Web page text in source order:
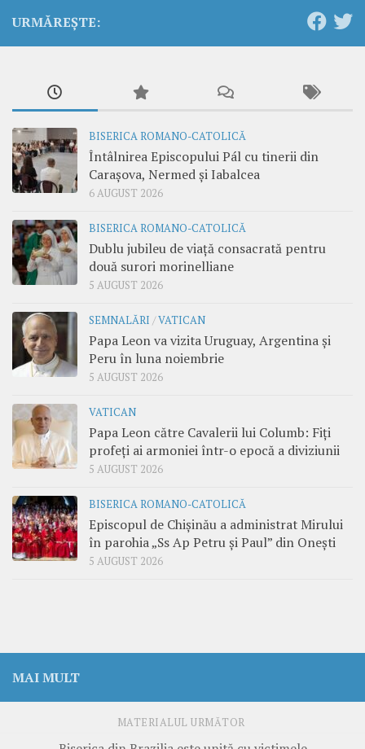
URMĂREȘTE:
BISERICA ROMANO-CATOLICĂ
Întâlnirea Episcopului Pál cu tinerii din
Carașova, Nermed și Iabalcea
6 AUGUST 2026
BISERICA ROMANO-CATOLICĂ
Dublu jubileu de viață consacrată pentru
două surori morinelliane
5 AUGUST 2026
SEMNALĂRI /VATICAN
Papa Leon va vizita Uruguay, Argentina și
Peru în luna noiembrie
5 AUGUST 2026
VATICAN
Papa Leon către Cavalerii lui Columb: Fiți
profeți ai armoniei într-o epocă a diviziunii
5 AUGUST 2026
BISERICA ROMANO-CATOLICĂ
Episcopul de Chișinău a administrat Mirului
în parohia „Ss Ap Petru și Paul” din Onești
5 AUGUST 2026
MAI MULT
MATERIALUL URMĂTOR